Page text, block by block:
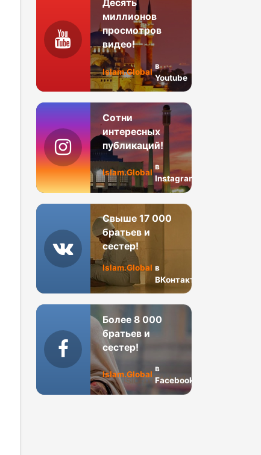
Десять
миллионов
просмотров
видео!
Islam.Global
в
Youtube
Сотни
интересных
публикаций!
Islam.Global
в
Instagram
Свыше 17 000
братьев и
сестер!
Islam.Global в
ВКонтакте
Более 8 000
братьев и
сестер!
Islam.Global
в
Facebook